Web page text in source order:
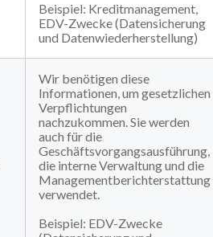
Beispiel: Kreditmanagement,
EDV-Zwecke (Datensicherung
und Datenwiederherstellung)
Wir benötigen diese
Informationen, um gesetzlichen
Verpflichtungen
nachzukommen. Sie werden
auch für die
Geschäftsvorgangsausführung,
die interne Verwaltung und die
Managementberichterstattung
verwendet.
Beispiel: EDV-Zwecke